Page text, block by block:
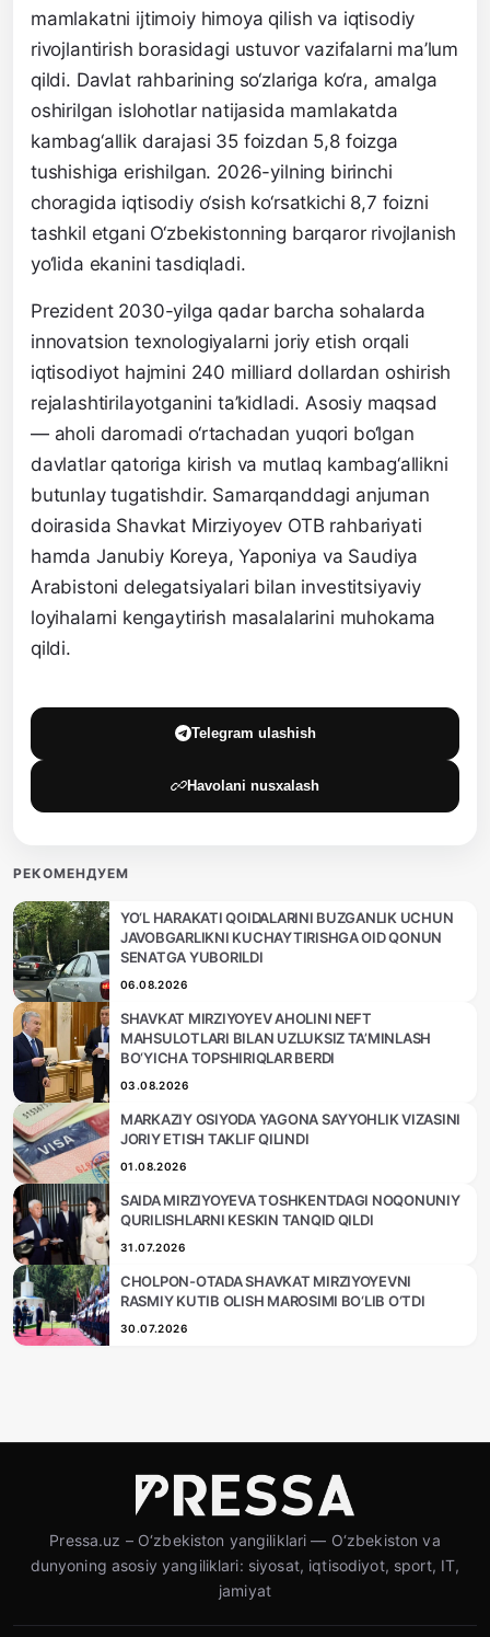
mamlakatni ijtimoiy himoya qilish va iqtisodiy
rivojlantirish borasidagi ustuvor vazifalarni ma’lum
qildi. Davlat rahbarining so‘zlariga ko‘ra, amalga
oshirilgan islohotlar natijasida mamlakatda
kambag‘allik darajasi 35 foizdan 5,8 foizga
tushishiga erishilgan. 2026-yilning birinchi
choragida iqtisodiy o‘sish ko‘rsatkichi 8,7 foizni
tashkil etgani O‘zbekistonning barqaror rivojlanish
yo‘lida ekanini tasdiqladi.
Prezident 2030-yilga qadar barcha sohalarda
innovatsion texnologiyalarni joriy etish orqali
iqtisodiyot hajmini 240 milliard dollardan oshirish
rejalashtirilayotganini ta’kidladi. Asosiy maqsad
— aholi daromadi o‘rtachadan yuqori bo‘lgan
davlatlar qatoriga kirish va mutlaq kambag‘allikni
butunlay tugatishdir. Samarqanddagi anjuman
doirasida Shavkat Mirziyoyev OTB rahbariyati
hamda Janubiy Koreya, Yaponiya va Saudiya
Arabistoni delegatsiyalari bilan investitsiyaviy
loyihalarni kengaytirish masalalarini muhokama
qildi.
Telegram ulashish
Havolani nusxalash
РЕКОМЕНДУЕМ
YO‘L HARAKATI QOIDALARINI BUZGANLIK UCHUN
JAVOBGARLIKNI KUCHAYTIRISHGA OID QONUN
SENATGA YUBORILDI
06.08.2026
SHAVKAT MIRZIYOYEV AHOLINI NEFT
MAHSULOTLARI BILAN UZLUKSIZ TA’MINLASH
BO‘YICHA TOPSHIRIQLAR BERDI
03.08.2026
MARKAZIY OSIYODA YAGONA SAYYOHLIK VIZASINI
JORIY ETISH TAKLIF QILINDI
01.08.2026
SAIDA MIRZIYOYEVA TOSHKENTDAGI NOQONUNIY
QURILISHLARNI KESKIN TANQID QILDI
31.07.2026
CHOLPON-OTADA SHAVKAT MIRZIYOYEVNI
RASMIY KUTIB OLISH MAROSIMI BO‘LIB O‘TDI
30.07.2026
Pressa.uz – O‘zbekiston yangiliklari — O‘zbekiston va
dunyoning asosiy yangiliklari: siyosat, iqtisodiyot, sport, IT,
jamiyat